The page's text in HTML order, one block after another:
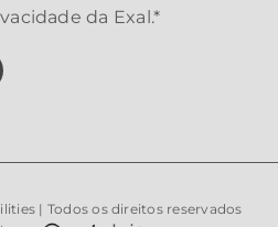
da Exal.*
| Todos os direitos reservados